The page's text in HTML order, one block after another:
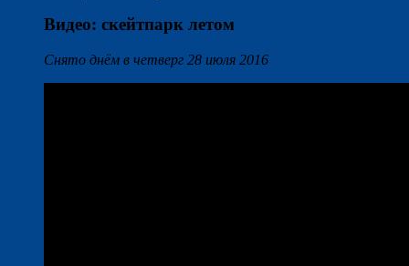
Видео: скейтпарк летом
Снято днём в четверг 28 июля 2016